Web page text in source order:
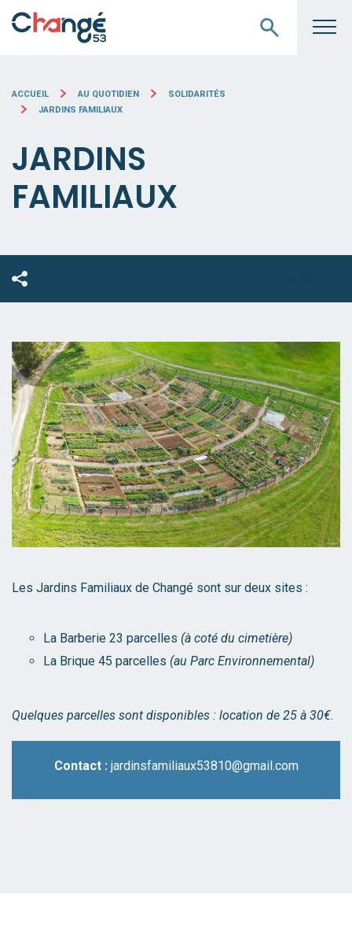
ACCUEIL AU QUOTIDIEN
SOLIDARITÉS
JARDINS FAMILIAUX
JARDINS
FAMILIAUX
Les Jardins Familiaux de Changé sont sur deux sites :
La Barberie 23 parcelles (à coté du cimetière)
La Brique 45 parcelles (au Parc Environnemental)
Quelques parcelles sont disponibles : location de 25 à 30€.
Contact : jardinsfamiliaux53810@gmail.com